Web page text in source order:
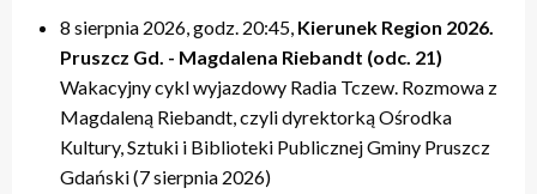
8 sierpnia 2026, godz. 20:45, Kierunek Region 2026.
Pruszcz Gd. - Magdalena Riebandt (odc. 21)
Wakacyjny cykl wyjazdowy Radia Tczew. Rozmowa z
Magdaleną Riebandt, czyli dyrektorką Ośrodka
Kultury, Sztuki i Biblioteki Publicznej Gminy Pruszcz
Gdański (7 sierpnia 2026)